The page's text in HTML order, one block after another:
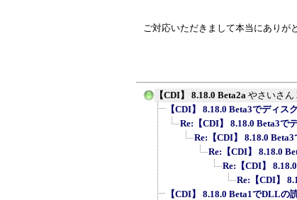
ご対応いただきまして本当にありが
【CDI】 8.18.0 Beta2a やさいさん
【CDI】 8.18.0 Beta3でディス
Re:【CDI】 8.18.0 Beta3で
Re:【CDI】 8.18.0
Re:【CDI】 8.18.0
Re:【CDI】
Re:【CDI】
【CDI】 8.18.0 Beta1でDLLの